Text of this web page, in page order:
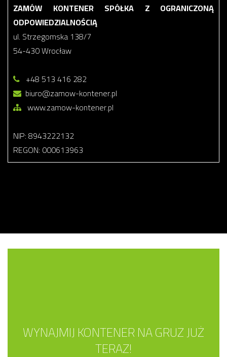
ZAMÓW KONTENER SPÓŁKA Z OGRANICZONĄ
ODPOWIEDZIALNOŚCIĄ
ul. Strzegomska 138/7
54-430 Wrocław
+48 513 416 282
biuro@zamow-kontener.pl
www.zamow-kontener.pl
NIP: 8943222132
REGON: 000613963
WYNAJMIJ KONTENER NA GRUZ JUŻ
TERAZ!